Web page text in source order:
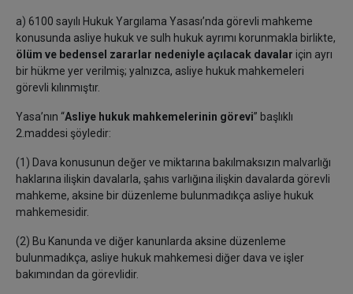
a) 6100 sayılı Hukuk Yargılama Yasası’nda görevli mahkeme
konusunda asliye hukuk ve sulh hukuk ayrımı korunmakla birlikte,
ölüm ve bedensel zararlar nedeniyle açılacak davalar için ayrı
bir hükme yer verilmiş; yalnızca, asliye hukuk mahkemeleri
görevli kılınmıştır.
Yasa’nın “Asliye hukuk mahkemelerinin görevi” başlıklı
2.maddesi şöyledir:
(1) Dava konusunun değer ve miktarına bakılmaksızın malvarlığı
haklarına ilişkin davalarla, şahıs varlığına ilişkin davalarda görevli
mahkeme, aksine bir düzenleme bulunmadıkça asliye hukuk
mahkemesidir.
(2) Bu Kanunda ve diğer kanunlarda aksine düzenleme
bulunmadıkça, asliye hukuk mahkemesi diğer dava ve işler
bakımından da görevlidir.